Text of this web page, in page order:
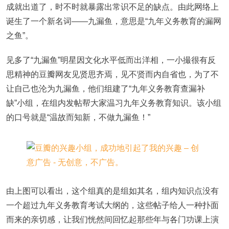
成就出道了，时不时就暴露出常识不足的缺点。由此网络上
诞生了一个新名词——九漏鱼，意思是“九年义务教育的漏网
之鱼”。
见多了“九漏鱼”明星因文化水平低而出洋相，一小撮很有反
思精神的豆瓣网友见贤思齐焉，见不贤而内自省也，为了不
让自己也沦为九漏鱼，他们组建了“九年义务教育查漏补
缺”小组，在组内发帖帮大家温习九年义务教育知识。该小组
的口号就是“温故而知新，不做九漏鱼！”
由上图可以看出，这个组真的是组如其名，组内知识点没有
一个超过九年义务教育考试大纲的，这些帖子给人一种扑面
而来的亲切感，让我们恍然间回忆起那些年与各门功课上演